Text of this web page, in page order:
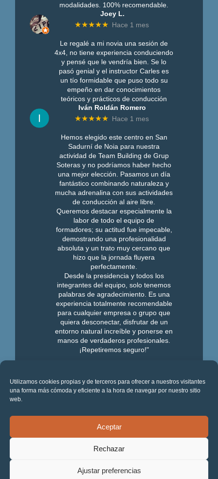
Utilizamos cookies propias y de terceros para ofrecer a nuestros visitantes
una forma más cómoda y eficiente a la hora de navegar por nuestro sitio
web.
Aceptar
Rechazar
Ajustar preferencias
modalidades. 100% recomendable.
Joey L.
★★★★★ Hace 1 mes
Le regalé a mi novia una sesión de
4x4, no tiene experiencia conduciendo
y pensé que le vendría bien. Se lo
pasó genial y el instructor Carles es
un tío formidable que puso todo su
empeño en dar conocimientos
teóricos y prácticos de conducción
Iván Roldán Romero
★★★★★ Hace 1 mes
Hemos elegido este centro en San
Sadurní de Noia para nuestra
actividad de Team Building de Grup
Soteras y no podríamos haber hecho
una mejor elección. Pasamos un día
fantástico combinando naturaleza y
mucha adrenalina con sus actividades
de conducción al aire libre.
Queremos destacar especialmente la
labor de todo el equipo de
formadores; su actitud fue impecable,
demostrando una profesionalidad
absoluta y un trato muy cercano que
hizo que la jornada fluyera
perfectamente.
Desde la presidencia y todos los
integrantes del equipo, solo tenemos
palabras de agradecimiento. Es una
experiencia totalmente recomendable
para cualquier empresa o grupo que
quiera desconectar, disfrutar de un
entorno natural increíble y ponerse en
manos de verdaderos profesionales.
¡Repetiremos seguro!"
Ver más opiniones
Segueix connectat:
© 2026 - StressAdrenalina S.L. - Tel.+34 938 183 650